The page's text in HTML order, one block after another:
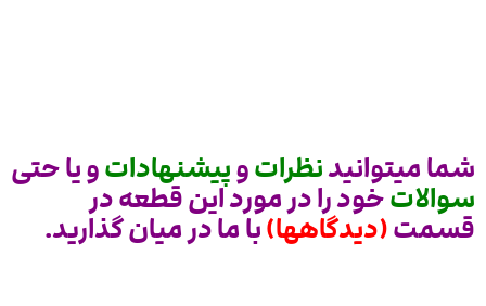
شما میتوانیدنظراتوپیشنهاداتو یا حتی
سوالاتخود را در مورد این قطعه در
قسمت(دیدگاهها)با ما در میان گذارید.